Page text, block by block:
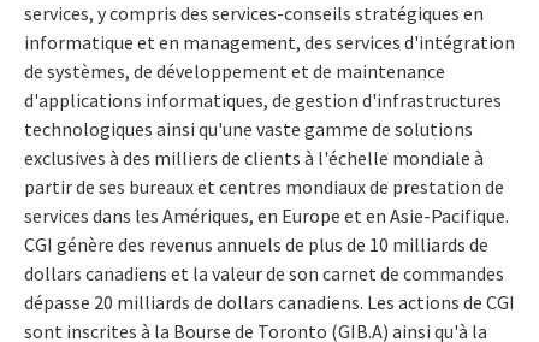
services, y compris des services-conseils stratégiques en
informatique et en management, des services d'intégration
de systèmes, de développement et de maintenance
d'applications informatiques, de gestion d'infrastructures
technologiques ainsi qu'une vaste gamme de solutions
exclusives à des milliers de clients à l'échelle mondiale à
partir de ses bureaux et centres mondiaux de prestation de
services dans les Amériques, en Europe et en Asie-Pacifique.
CGI génère des revenus annuels de plus de 10 milliards de
dollars canadiens et la valeur de son carnet de commandes
dépasse 20 milliards de dollars canadiens. Les actions de CGI
sont inscrites à la Bourse de Toronto (GIB.A) ainsi qu'à la